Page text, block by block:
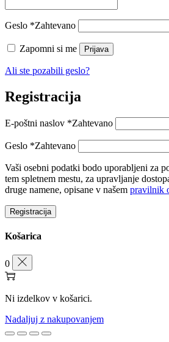
Geslo *Zahtevano
Zapomni si me Prijava
Ali ste pozabili geslo?
Registracija
E-poštni naslov *Zahtevano
Geslo *Zahtevano
Vaši osebni podatki bodo uporabljeni za
tem spletnem mestu, za upravljanje
druge namene, opisane v našem pravilnik
Registracija
Košarica
0
Ni izdelkov v košarici.
Nadaljuj z nakupovanjem